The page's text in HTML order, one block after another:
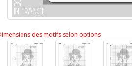
des motifs selon options